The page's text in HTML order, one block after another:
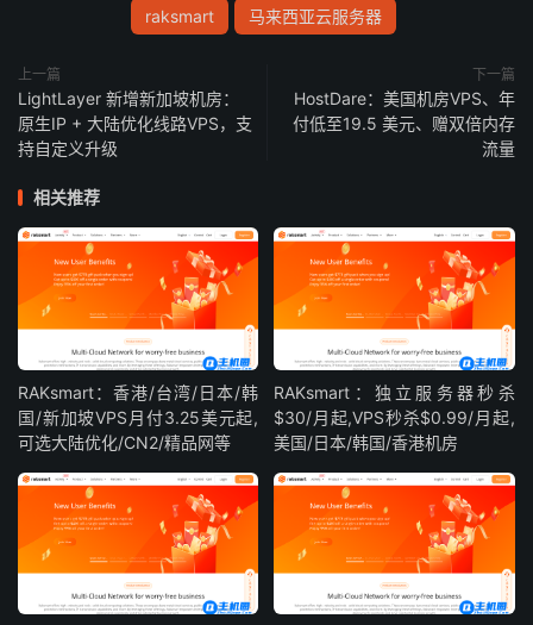
raksmart 马来西亚云服务器
上一篇
LightLayer 新增新加坡机房：
原生IP + 大陆优化线路VPS，支
持自定义升级
下一篇
HostDare：美国机房VPS、年
付低至19.5 美元、赠双倍内存
流量
相关推荐
RAKsmart：香港/台湾/日本/韩
国/新加坡VPS月付3.25美元起,
可选大陆优化/CN2/精品网等
RAKsmart：独立服务器秒杀
$30/月起,VPS秒杀$0.99/月起,
美国/日本/韩国/香港机房